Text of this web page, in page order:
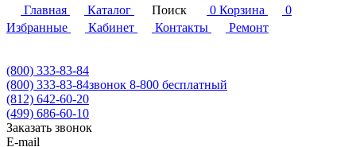
Главная
Каталог Поиск 0 Корзина
0
Избранные
Кабинет Контакты Ремонт
(800) 333-83-84
(800) 333-83-84звонок 8-800 бесплатный
(812) 642-60-20
(499) 686-60-10
Заказать звонок
E-mail